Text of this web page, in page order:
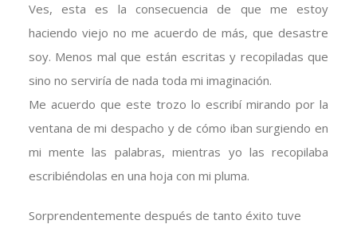
Ves, esta es la consecuencia de que me estoy
haciendo viejo no me acuerdo de más, que desastre
soy. Menos mal que están escritas y recopiladas que
sino no serviría de nada toda mi imaginación.
Me acuerdo que este trozo lo escribí mirando por la
ventana de mi despacho y de cómo iban surgiendo en
mi mente las palabras, mientras yo las recopilaba
escribiéndolas en una hoja con mi pluma.
Sorprendentemente después de tanto éxito tuve